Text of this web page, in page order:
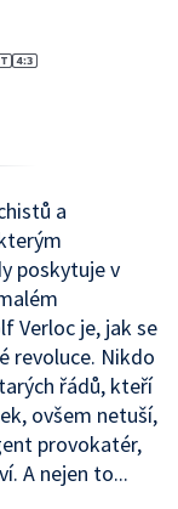
a
poskytuje v
Verloc je, jak se
revoluce. Nikdo
řádů, kteří
ovšem netuší,
provokatér,
A nejen to...